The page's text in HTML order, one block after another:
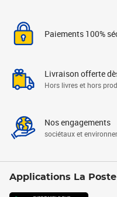
Paiements 100%
Livraison offerte
Hors livres et hors
Nos engagements
sociétaux et
Applications La Poste